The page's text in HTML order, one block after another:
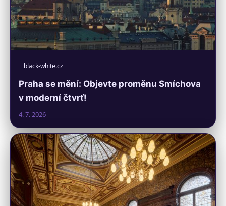
black-white.cz
Praha se mění: Objevte proměnu Smíchova
v moderní čtvrť!
4. 7. 2026